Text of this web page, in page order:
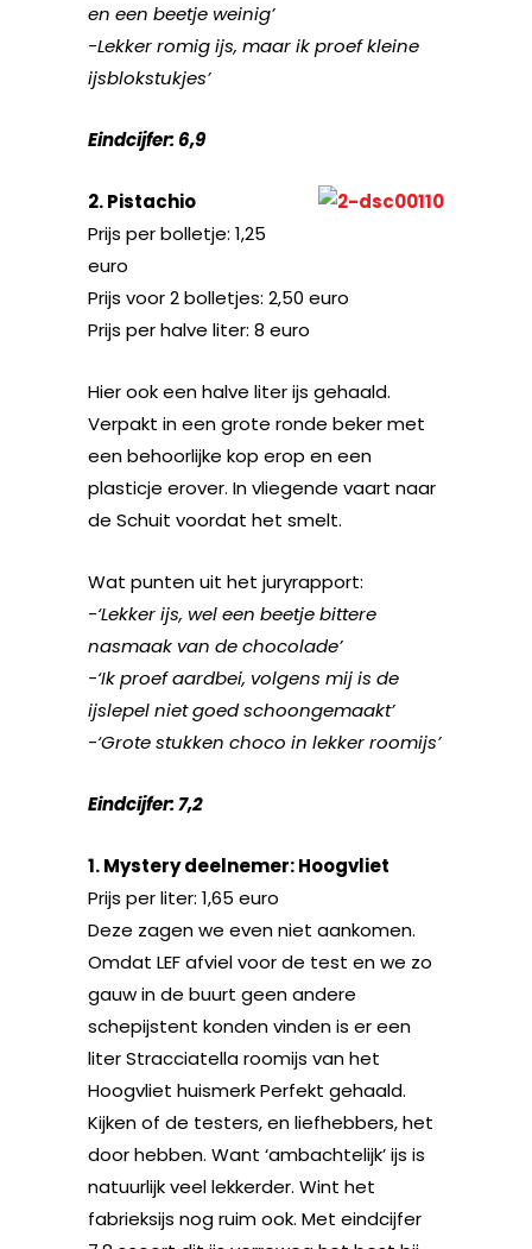
en een beetje weinig’
-Lekker romig ijs, maar ik proef kleine
ijsblokstukjes’
Eindcijfer: 6,9
2. Pistachio
Prijs per bolletje: 1,25
euro
Prijs voor 2 bolletjes: 2,50 euro
Prijs per halve liter: 8 euro
Hier ook een halve liter ijs gehaald.
Verpakt in een grote ronde beker met
een behoorlijke kop erop en een
plasticje erover. In vliegende vaart naar
de Schuit voordat het smelt.
Wat punten uit het juryrapport:
-‘Lekker ijs, wel een beetje bittere
nasmaak van de chocolade’
-‘Ik proef aardbei, volgens mij is de
ijslepel niet goed schoongemaakt’
-‘Grote stukken choco in lekker roomijs’
Eindcijfer: 7,2
1. Mystery deelnemer: Hoogvliet
Prijs per liter: 1,65 euro
Deze zagen we even niet aankomen.
Omdat LEF afviel voor de test en we zo
gauw in de buurt geen andere
schepijstent konden vinden is er een
liter Stracciatella roomijs van het
Hoogvliet huismerk Perfekt gehaald.
Kijken of de testers, en liefhebbers, het
door hebben. Want ‘ambachtelijk’ ijs is
natuurlijk veel lekkerder. Wint het
fabrieksijs nog ruim ook. Met eindcijfer